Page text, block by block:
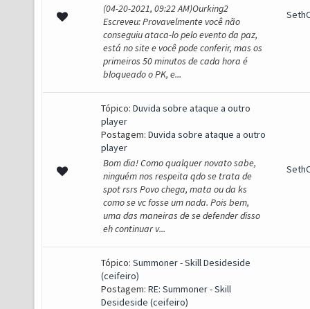
(04-20-2021, 09:22 AM)Ourking2
Escreveu: Provavelmente você não
conseguiu ataca-lo pelo evento da paz,
está no site e você pode conferir, mas os
primeiros 50 minutos de cada hora é
bloqueado o PK, e...
Tópico: Duvida sobre ataque a outro
player
Postagem: Duvida sobre ataque a outro
player
Bom dia! Como qualquer novato sabe,
ninguém nos respeita qdo se trata de
spot rsrs Povo chega, mata ou da ks
como se vc fosse um nada. Pois bem,
uma das maneiras de se defender disso
eh continuar v...
Tópico: Summoner - Skill Desideside
(ceifeiro)
Postagem: RE: Summoner - Skill
Desideside (ceifeiro)